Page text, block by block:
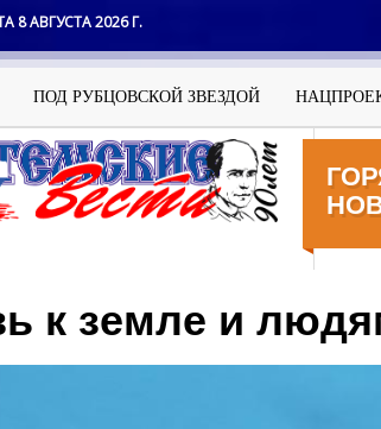
8 АВГУСТА 2026 Г.
ПОД РУБЦОВСКОЙ ЗВЕЗДОЙ
к земле и